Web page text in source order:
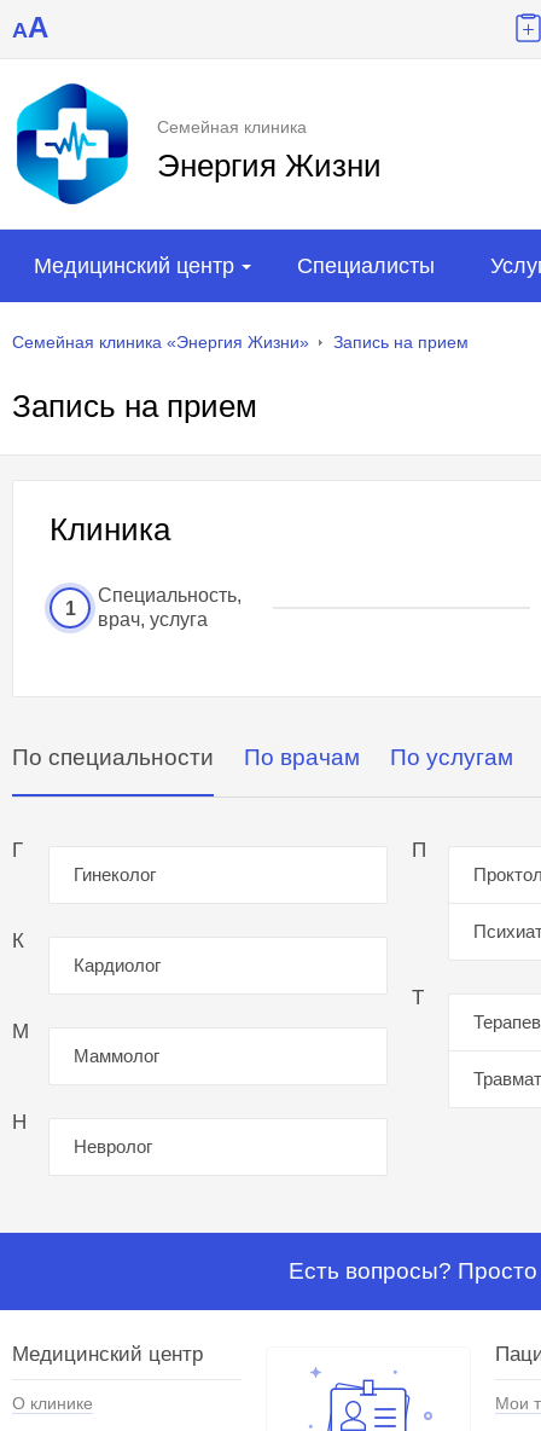
AA
Семейная клиника
Энергия Жизни
Медицинский центр Специалисты
Семейная клиника «Энергия Жизни» Запись на прием
Запись на прием
Клиника
1
Специальность,
врач, услуга
По специальности По врачам По услугам
Г
Гинеколог
К
Кардиолог
М
Маммолог
Н
Невролог
П
Т
Есть вопросы?
Медицинский центр
О клинике Мои